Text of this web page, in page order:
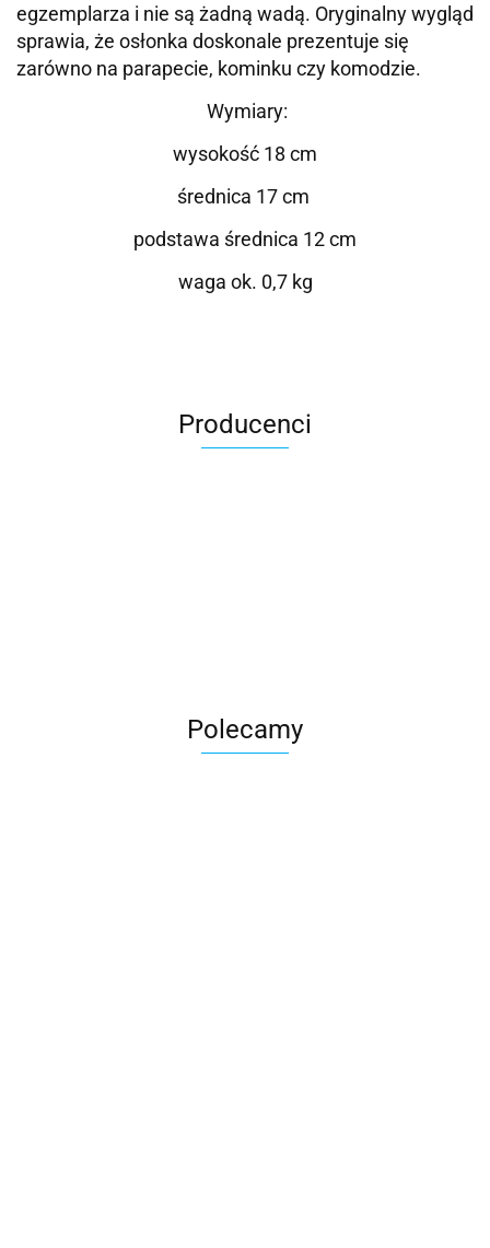
egzemplarza i nie są żadną wadą. Oryginalny wygląd
sprawia, że osłonka doskonale prezentuje się
zarówno na parapecie, kominku czy komodzie.
Wymiary:
wysokość 18 cm
średnica 17 cm
podstawa średnica 12 cm
waga ok. 0,7 kg
Producenci
Polecamy